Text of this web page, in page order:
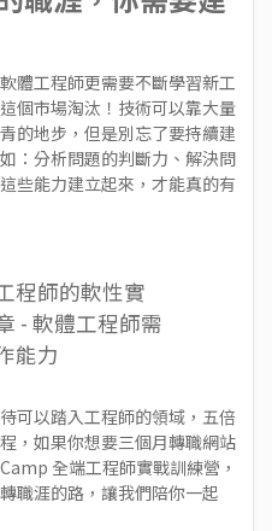
體工程師更需要不斷學習新工
個市場淘汰！技術可以靠大量
的地步，但是別忘了要持續建
：分析問題的判斷力、解決問
些能力建立起來，才能真的有
程師的軟性實
- 軟體工程師需
能力
可以踏入工程師的領域，五倍
，如果你想要三個月轉職網站
全端工程師實戰訓練營，
職涯的路，讓我們陪你一起